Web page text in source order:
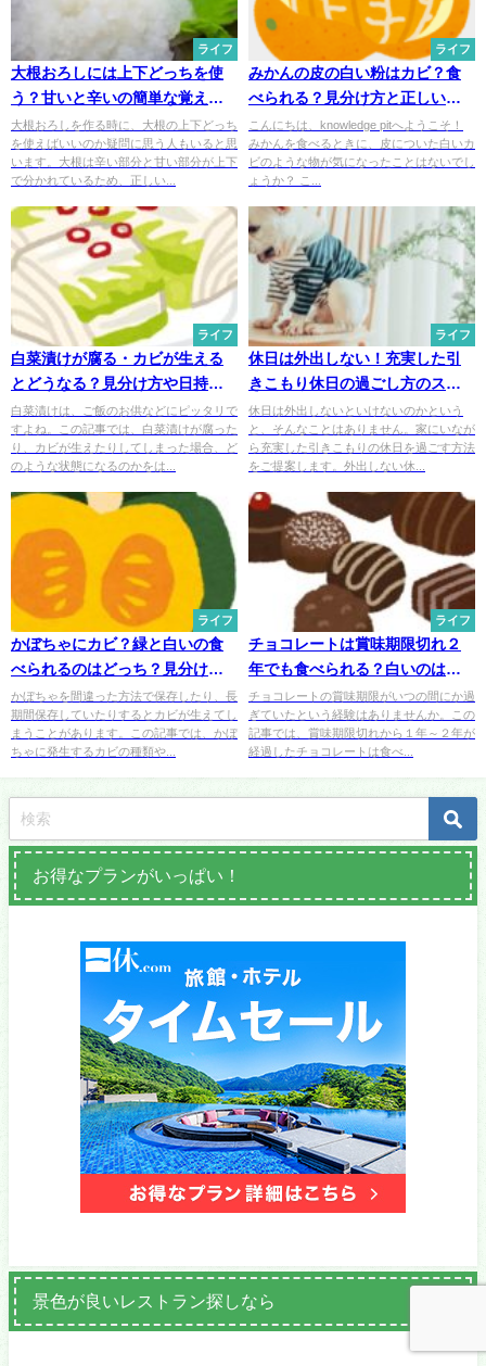
ライフ
大根おろしには上下どっちを使
う？甘いと辛いの簡単な覚え方
も紹介
大根おろしを作る時に、大根の上下どっち
を使えばいいのか疑問に思う人もいると思
います。大根は辛い部分と甘い部分が上下
で分かれているため、正しい...
ライフ
みかんの皮の白い粉はカビ？食
べられる？見分け方と正しい保
存方法を紹介
こんにちは、knowledge pitへようこそ！
みかんを食べるときに、皮についた白いカ
ビのような物が気になったことはないでし
ょうか？ こ...
ライフ
白菜漬けが腐る・カビが生える
とどうなる？見分け方や日持ち
する保存方法って？
白菜漬けは、ご飯のお供などにピッタリで
すよね。この記事では、白菜漬けが腐った
り、カビが生えたりしてしまった場合、ど
のような状態になるのかをは...
ライフ
休日は外出しない！充実した引
きこもり休日の過ごし方のスス
メ
休日は外出しないといけないのかという
と、そんなことはありません。家にいなが
ら充実した引きこもりの休日を過ごす方法
をご提案します。外出しない休...
ライフ
かぼちゃにカビ？緑と白いの食
べられるのはどっち？見分け方
や保存のコツを紹介
かぼちゃを間違った方法で保存したり、長
期間保存していたりするとカビが生えてし
まうことがあります。この記事では、かぼ
ちゃに発生するカビの種類や...
ライフ
チョコレートは賞味期限切れ２
年でも食べられる？白いのはカ
ビ？
チョコレートの賞味期限がいつの間にか過
ぎていたという経験はありませんか。この
記事では、賞味期限切れから１年～２年が
経過したチョコレートは食べ...
お得なプランがいっぱい！
景色が良いレストラン探しなら